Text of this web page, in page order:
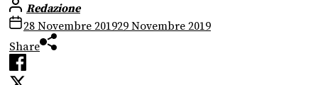
Redazione
28 Novembre 201929 Novembre 2019
Share